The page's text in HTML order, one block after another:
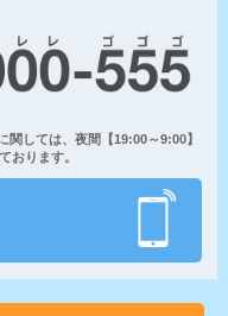
しては、夜間【19:00～9:00】
おります。